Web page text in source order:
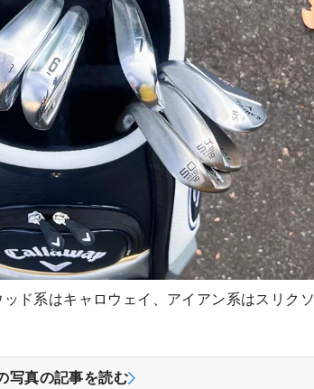
ド系はキャロウェイ、アイアン系はスリク
写真の記事を読む